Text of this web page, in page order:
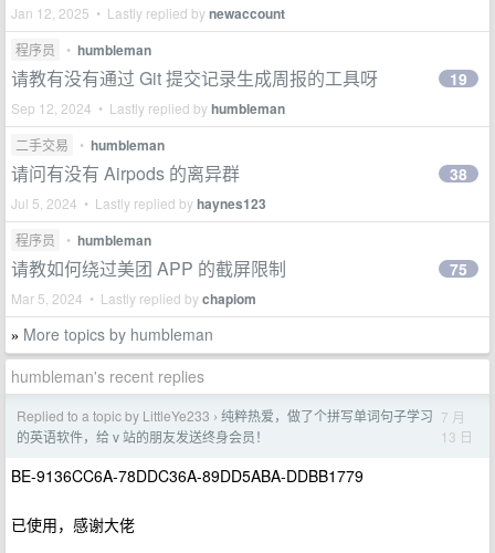
Jan 12, 2025 • Lastly replied bynewaccount
程序员 • humbleman
请教有没有通过 Git 提交记录生成周报的工具呀
Sep 12, 2024 • Lastly replied byhumbleman
19
二手交易 • humbleman
请问有没有 Airpods 的离异群
Jul 5, 2024 • Lastly replied byhaynes123
38
程序员 • humbleman
请教如何绕过美团 APP 的截屏限制
Mar 5, 2024 • Lastly replied bychapiom
75
» More topics by humbleman
humbleman's recent replies
Replied to a topic by LittleYe233 › 纯粹热爱，做了个拼写单词句子学习
的英语软件，给 v 站的朋友发送终身会员！
7 月
13 日
BE-9136CC6A-78DDC36A-89DD5ABA-DDBB1779
已使用，感谢大佬